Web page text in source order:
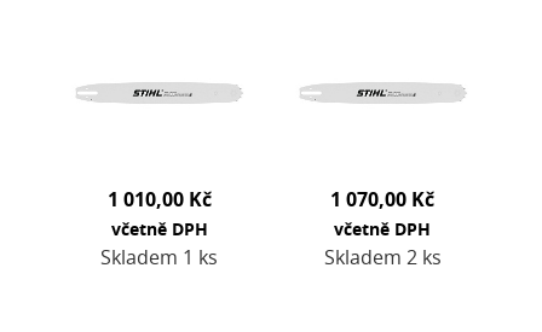
zahradnictví. Práce
1 010,00 Kč
včetně DPH
Skladem 1 ks
svařené kovové
1 070,00 Kč
včetně DPH
Skladem 2 ks